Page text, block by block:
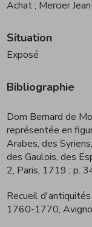
Achat; Mercier
Situation
Exposé
Bibliographie
Dom Bernard de
représentée en
Arabes, des
des Gaulois, des
2, Paris, 1719; p.
Recueil
1760-1770,